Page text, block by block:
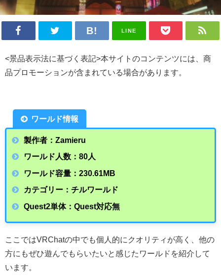
LINE
<景品表示法に基づく表記>本サイトのコンテンツには、商
品プロモーションが含まれている場合があります。
ワールド情報
製作者：Zamieru
ワールド人数：80人
ワールド容量：230.61 MB
カテゴリー：チルワールド
Quest2単体：Quest対応無
ここではVRChatの中でも個人的にクオリティが高く、他の
方にもぜひ遊んでもらいたいと感じたワールドを紹介して
います。